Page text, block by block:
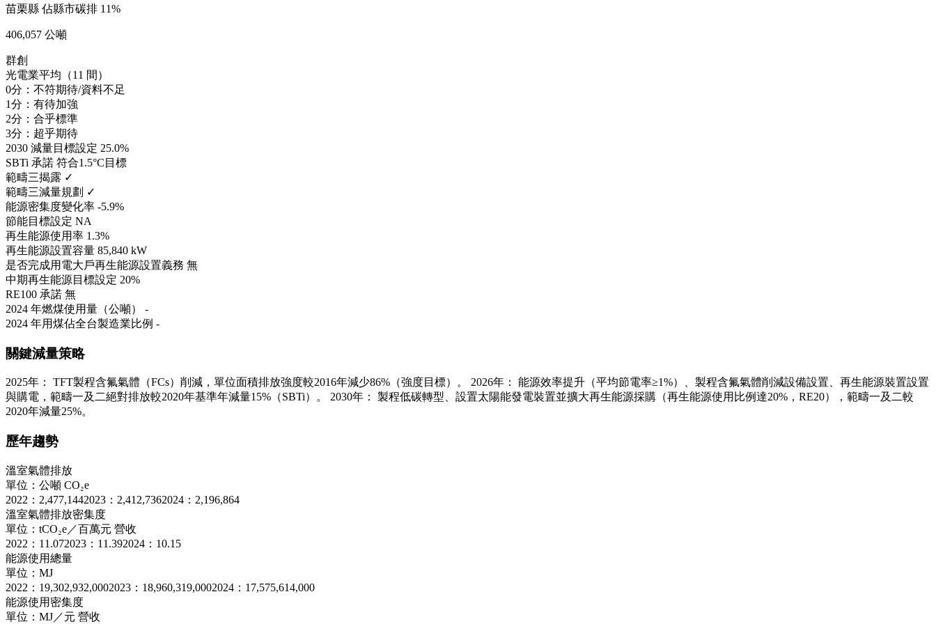
苗栗縣 佔縣市碳排 11%
406,057 公噸
群創
光電業平均（11 間）
0分：不符期待/資料不足
1分：有待加強
2分：合乎標準
3分：超乎期待
2030 減量目標設定 25.0%
SBTi 承諾 符合1.5°C目標
範疇三揭露 ✓
範疇三減量規劃 ✓
能源密集度變化率 -5.9%
節能目標設定 NA
再生能源使用率 1.3%
再生能源設置容量 85,840 kW
是否完成用電大戶再生能源設置義務 無
中期再生能源目標設定 20%
RE100 承諾 無
2024 年燃煤使用量（公噸） -
2024 年用煤佔全台製造業比例 -
關鍵減量策略
2025年： TFT製程含氟氣體（FCs）削減，單位面積排放強度較2016年減少86%（強度目標）。 2026年： 能源效率提升（平均節電率≥1%）、製程含氟氣體削減設備設置、再生能源裝置設置
與購電，範疇一及二絕對排放較2020年基準年減量15%（SBTi）。 2030年： 製程低碳轉型、設置太陽能發電裝置並擴大再生能源採購（再生能源使用比例達20%，RE20），範疇一及二較
2020年減量25%。
歷年趨勢
溫室氣體排放
單位：公噸 CO₂e
2022：2,477,1442023：2,412,7362024：2,196,864
溫室氣體排放密集度
單位：tCO₂e／百萬元 營收
2022：11.072023：11.392024：10.15
能源使用總量
單位：MJ
2022：19,302,932,0002023：18,960,319,0002024：17,575,614,000
能源使用密集度
單位：MJ／元 營收